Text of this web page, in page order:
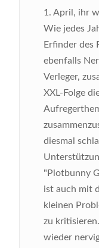
1. April, ihr
Wie jedes
Erfinder des
ebenfalls
Verleger,
XXL-Folge
diesmal
"Plotbunny
ist auch mit
kleinen
zu
wieder